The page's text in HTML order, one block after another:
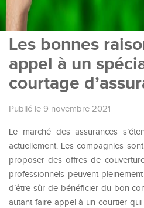
Les bonnes
appel à un
courtage
Publié le 9 novembre 2021
Le marché des assurances
actuellement. Les compagnies
proposer des offres de
professionnels peuvent
d’être sûr de bénéficier du bon
autant faire appel à un courtier